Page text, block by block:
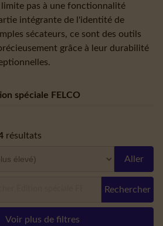
limite pas à une fonctionnalité
intégrante de l'identité de
sécateurs, ce sont des outils
grâce à leur durabilité
spéciale FELCO
résultats
Aller
Rechercher
Voir plus de filtres